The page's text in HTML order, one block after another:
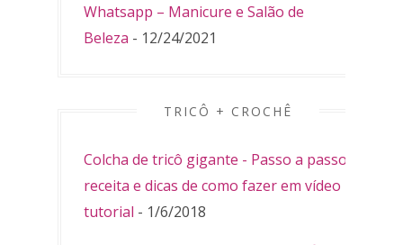
Whatsapp – Manicure e Salão de
Beleza - 12/24/2021
TRICÔ + CROCHÊ
Colcha de tricô gigante - Passo a passo,
receita e dicas de como fazer em vídeo
tutorial - 1/6/2018